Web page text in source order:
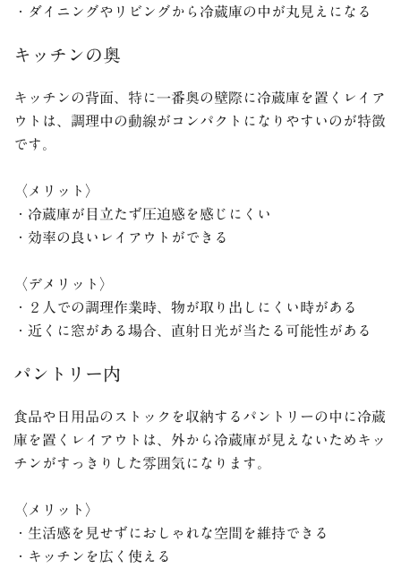
・ダイニングやリビングから冷蔵庫の中が丸見えになる
キッチンの奥
キッチンの背面、特に一番奥の壁際に冷蔵庫を置くレイア
ウトは、調理中の動線がコンパクトになりやすいのが特徴
です。
〈メリット〉
・冷蔵庫が目立たず圧迫感を感じにくい
・効率の良いレイアウトができる
〈デメリット〉
・２人での調理作業時、物が取り出しにくい時がある
・近くに窓がある場合、直射日光が当たる可能性がある
パントリー内
食品や日用品のストックを収納するパントリーの中に冷蔵
庫を置くレイアウトは、外から冷蔵庫が見えないためキッ
チンがすっきりした雰囲気になります。
〈メリット〉
・生活感を見せずにおしゃれな空間を維持できる
・キッチンを広く使える